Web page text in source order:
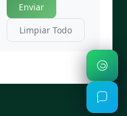
Enviar
Limpiar Todo